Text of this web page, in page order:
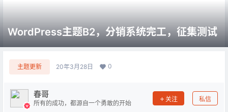
WordPress主题B2，分销系统完工，征集测试
主题更新 20年3月28日 0
春哥
所有的成功，都源自一个勇敢的开始
关注 私信